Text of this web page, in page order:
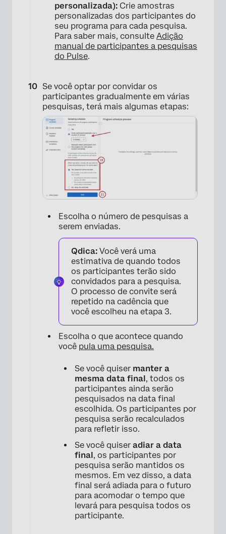
×
personalizada): Crie amostras
personalizadas dos participantes do
seu programa para cada pesquisa.
Para saber mais, consulte Adição
manual de participantes a pesquisas
do Pulse.
Se você optar por convidar os
participantes gradualmente em várias
pesquisas, terá mais algumas etapas:
Escolha o número de pesquisas a
serem enviadas.
Qdica: Você verá uma
estimativa de quando todos
os participantes terão sido
convidados para a pesquisa.
O processo de convite será
repetido na cadência que
você escolheu na etapa 3.
Escolha o que acontece quando
você pula uma pesquisa.
Se você quiser manter a
mesma data final, todos os
participantes ainda serão
pesquisados na data final
escolhida. Os participantes por
pesquisa serão recalculados
para refletir isso.
Se você quiser adiar a data
final, os participantes por
pesquisa serão mantidos os
mesmos. Em vez disso, a data
final será adiada para o futuro
para acomodar o tempo que
levará para pesquisa todos os
participante.